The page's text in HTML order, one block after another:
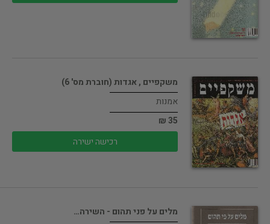
משקפיים , אגדות (חוברת מס' 6)
אמנות
35 ₪
רכישה ישירה
מלים על פני תהום - השירה…